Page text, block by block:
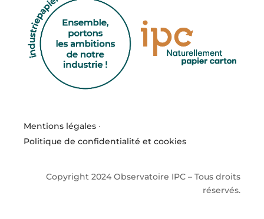
Mentions légales ·
Politique de confidentialité et cookies
Copyright 2024 Observatoire IPC – Tous droits
réservés.